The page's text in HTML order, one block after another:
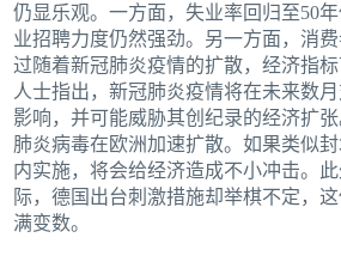
仍显乐观。一方面，失业率回归至50
业招聘力度仍然强劲。另一方面，消
过随着新冠肺炎疫情的扩散，经济指
人士指出，新冠肺炎疫情将在未来数
影响，并可能威胁其创纪录的经济扩
肺炎病毒在欧洲加速扩散。如果类似
内实施，将会给经济造成不小冲击。
际，德国出台刺激措施却举棋不定，
满变数。